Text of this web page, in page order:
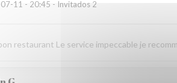
11 - 20:45 - Invitados 2
restaurant Le service impeccable je